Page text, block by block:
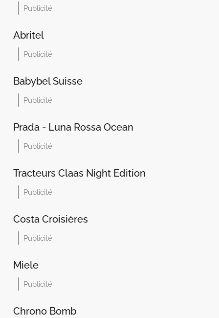
Publicité
Abritel
Publicité
Babybel Suisse
Publicité
Prada - Luna Rossa Ocean
Publicité
Tracteurs Claas Night Edition
Publicité
Costa Croisières
Publicité
Miele
Publicité
Chrono Bomb